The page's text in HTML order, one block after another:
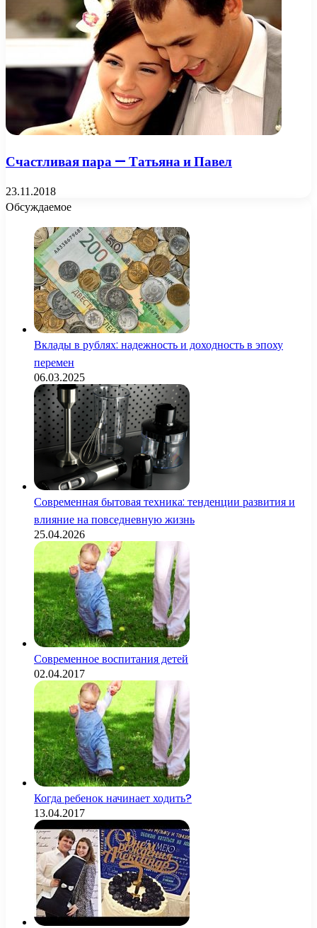
Счастливая пара — Татьяна и Павел
23.11.2018
Обсуждаемое
Вклады в рублях: надежность и доходность в эпоху
перемен
06.03.2025
Современная бытовая техника: тенденции развития и
влияние на повседневную жизнь
25.04.2026
Современное воспитания детей
02.04.2017
Когда ребенок начинает ходить?
13.04.2017